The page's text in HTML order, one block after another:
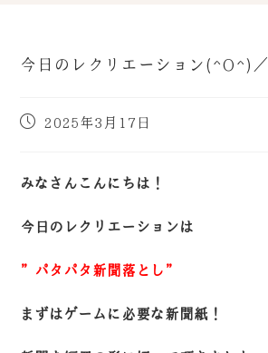
今日のレクリエーション(^O^)／
2025年3月17日
みなさんこんにちは！
今日のレクリエーションは
”パタパタ新聞落とし”
まずはゲームに必要な新聞紙！